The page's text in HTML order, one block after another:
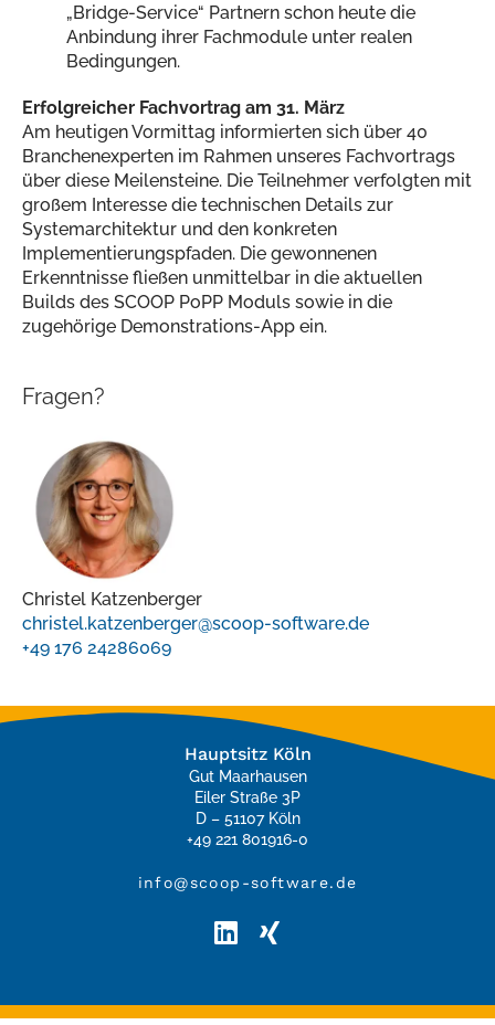
„Bridge-Service“ Partnern schon heute die
Anbindung ihrer Fachmodule unter realen
Bedingungen.
Erfolgreicher Fachvortrag am 31. März
Am heutigen Vormittag informierten sich über 40
Branchenexperten im Rahmen unseres Fachvortrags
über diese Meilensteine. Die Teilnehmer verfolgten mit
großem Interesse die technischen Details zur
Systemarchitektur und den konkreten
Implementierungspfaden. Die gewonnenen
Erkenntnisse fließen unmittelbar in die aktuellen
Builds des SCOOP PoPP Moduls sowie in die
zugehörige Demonstrations-App ein.
Fragen?
Christel Katzenberger
christel.katzenberger@scoop-software.de
+49 176 24286069
Hauptsitz Köln
Gut Maarhausen
Eiler Straße 3P
D – 51107 Köln
+49 221 801916-0
info@scoop-software.de